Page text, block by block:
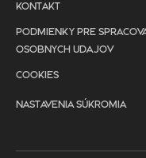
KONTAKT
PODMIENKY PRE
OSOBNYCH UDAJOV
COOKIES
NASTAVENIA SÚKROMIA